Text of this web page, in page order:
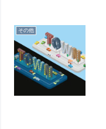
その他